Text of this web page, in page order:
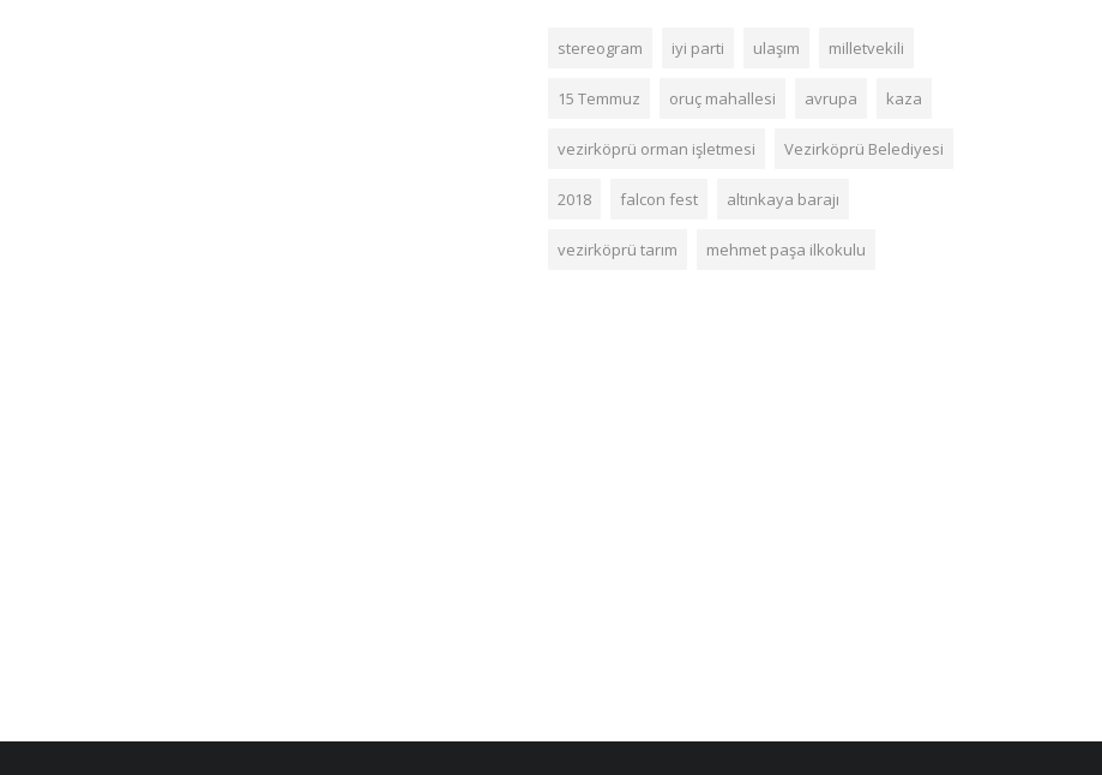
stereogram iyi parti ulaşım milletvekili
15 Temmuz oruç mahallesi avrupa kaza
vezirköprü orman işletmesi Vezirköprü Belediyesi
2018 falcon fest altınkaya barajı
vezirköprü tarım mehmet paşa ilkokulu